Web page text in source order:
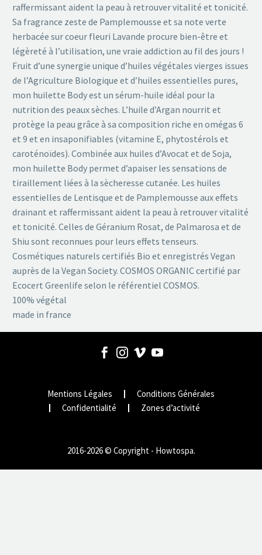
raffermissant aident la peau à retrouver vitalité et tonicité.
Sa fragrance zeste de Pamplemousse et sa note verte
herbacée sur coeur fleuri Lavande procure bien-être et
légèreté à l’utilisation, une vraie addiction au fil des jours !
Fruit d’une synergie unique d’huiles végétales vierges issues
de l’Agriculture Biologique et d’huiles essentielles pures,
mon huilette Body est un sérum-huile idéal pour la
nutrition des peaux sèches. L’huile d’Argan nourrit et
protège la peau grâce à sa composition riche en omégas 6
et 9 et en insaponifiables (vitamine E, phytostérols et
caroténoïdes). Combinée aux huiles d’Avocat et de Soja,
mon huilette Body permet d’apaiser les sensations de
tiraillement liées à la sècheresse cutanée. Les huiles
essentielles de Lentisque et de Pamplemousse aux effets
drainant et raffermissant aident la peau à retrouver vitalité
et tonicité. Celles de Géranium Rosat, de Palmarosa et de
Shiu sont reconnues pour leurs effets tenseurs.
Cosmétiques naturels certifiés Bio et enregistrés Vegan
auprès de la Vegan Society. COSMOS ORGANIC certifié par
Ecocert Greenlife selon le référentiel COSMOS.
100% végétal
made in france
Mentions Légales
Conditions Générales
Confidentialité
Zones d’activité
2016-2026 © Copyright - Howtospa.